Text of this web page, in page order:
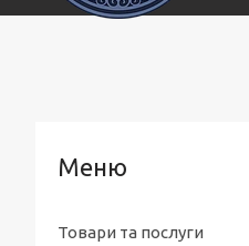
Товари та послуги